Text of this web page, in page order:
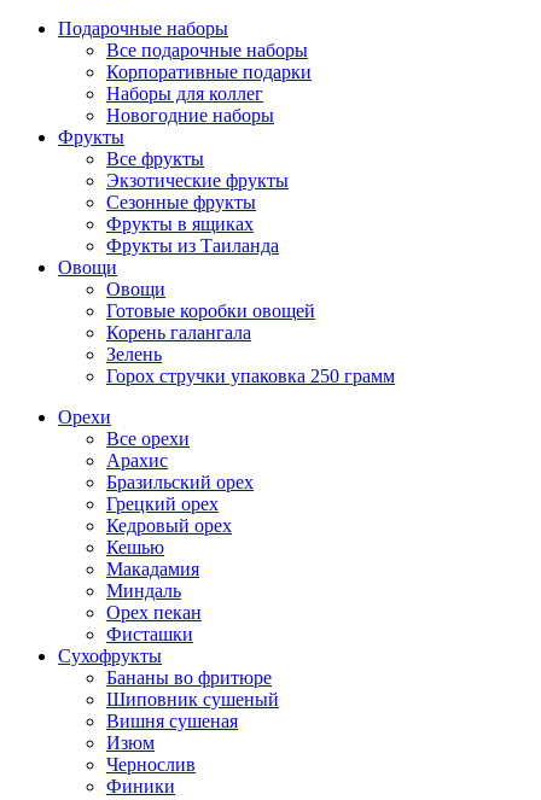
Подарочные наборы
Все подарочные наборы
Корпоративные подарки
Наборы для коллег
Новогодние наборы
Фрукты
Все фрукты
Экзотические фрукты
Сезонные фрукты
Фрукты в ящиках
Фрукты из Таиланда
Овощи
Овощи
Готовые коробки овощей
Корень галангала
Зелень
Горох стручки упаковка 250 грамм
Орехи
Все орехи
Арахис
Бразильский орех
Грецкий орех
Кедровый орех
Кешью
Макадамия
Миндаль
Орех пекан
Фисташки
Сухофрукты
Бананы во фритюре
Шиповник сушеный
Вишня сушеная
Изюм
Чернослив
Финики